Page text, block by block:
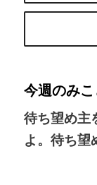
今週のみ
待ち望め主
よ。待ち望